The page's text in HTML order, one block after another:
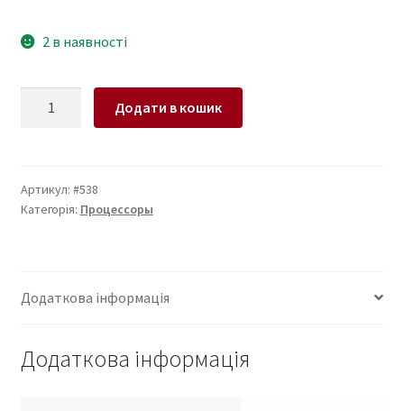
2 в наявності
1.80GHz
SL9XN
Додати в кошик
Артикул: #538
Категорія: Процессоры
Додаткова інформація
Додаткова інформація